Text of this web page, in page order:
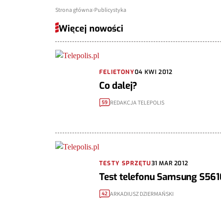
Strona główna Publicystyka
Więcej nowości
FELIETONY04 KWI 2012
Co dalej?
59 REDAKCJA TELEPOLIS
TESTY SPRZĘTU31 MAR 2012
Test telefonu Samsung
42 ARKADIUSZ DZIERMAŃSKI